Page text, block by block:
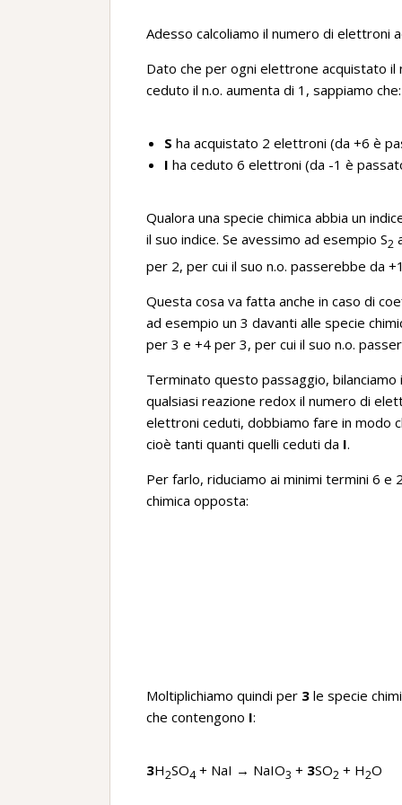
Adesso calcoliamo il numero di elettroni
Dato che per ogni elettrone acquistato
ceduto il n.o. aumenta di 1, sappiamo che:
S ha acquistato 2 elettroni (da +6 è
I ha ceduto 6 elettroni (da -1 è
Qualora una specie chimica abbia un
il suo indice. Se avessimo ad esempio S2
per 2, per cui il suo n.o. passerebbe da
Questa cosa va fatta anche in caso di
ad esempio un 3 davanti alle specie
per 3 e +4 per 3, per cui il suo n.o.
Terminato questo passaggio,
qualsiasi reazione redox il numero di
elettroni ceduti, dobbiamo fare in modo
cioè tanti quanti quelli ceduti da I.
Per farlo, riduciamo ai minimi termini 6 e
chimica opposta:
Moltiplichiamo quindi per 3 le specie
che contengono I:
3H2SO4 + NaI → NaIO3 + 3SO2 + H2O